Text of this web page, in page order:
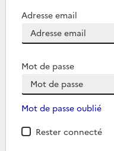
Adresse email
Mot de passe
Mot de passe oublié
Rester connecté